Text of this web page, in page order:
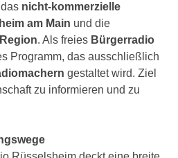
nicht-kommerzielle
am Main und die
. Als freies Bürgerradio
Programm, das ausschließlich
gestaltet wird. Ziel
zu informieren und zu